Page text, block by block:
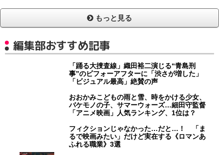
もっと見る
編集部おすすめ記事
「踊る大捜査線」織田裕二演じる“青島刑
事”のビフォーアフターに「渋さが増した」
「ビジュアル最高」絶賛の声
おおかみこどもの雨と雪、時をかける少女、
バケモノの子、サマーウォーズ…細田守監督
「アニメ映画」人気ランキング、1位は？
フィクションじゃなかった…だと…！ 「ま
るで映画みたい」だけど実在する《ロマンあ
ふれる職業》3選